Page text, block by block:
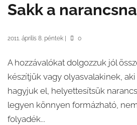
Sakk a
2011. április 8. péntek 0
A hozzávalókat dolgozzuk jól
készítjük vagy olyasvalakinek,
hagyjuk el, helyettesítsük
legyen könnyen formázható,
folyadék...